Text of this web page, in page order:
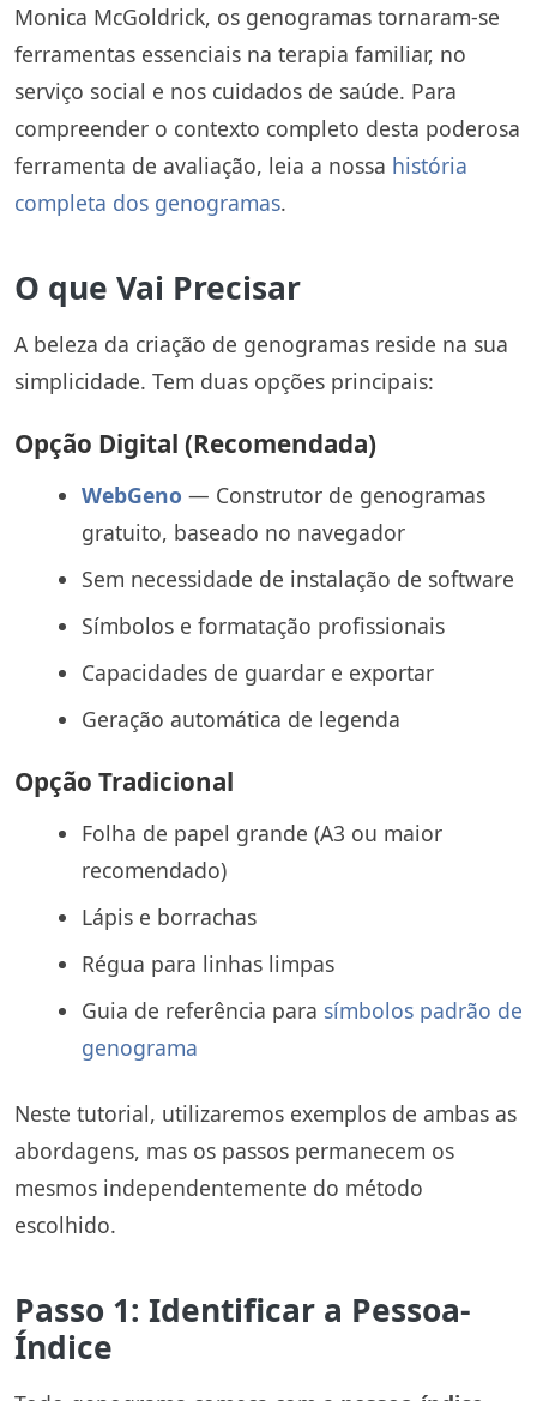
Monica McGoldrick, os genogramas tornaram-se
ferramentas essenciais na terapia familiar, no
serviço social e nos cuidados de saúde. Para
compreender o contexto completo desta poderosa
ferramenta de avaliação, leia a nossa história
completa dos genogramas.
O que Vai Precisar
A beleza da criação de genogramas reside na sua
simplicidade. Tem duas opções principais:
Opção Digital (Recomendada)
WebGeno — Construtor de genogramas
gratuito, baseado no navegador
Sem necessidade de instalação de software
Símbolos e formatação profissionais
Capacidades de guardar e exportar
Geração automática de legenda
Opção Tradicional
Folha de papel grande (A3 ou maior
recomendado)
Lápis e borrachas
Régua para linhas limpas
Guia de referência para símbolos padrão de
genograma
Neste tutorial, utilizaremos exemplos de ambas as
abordagens, mas os passos permanecem os
mesmos independentemente do método
escolhido.
Passo 1: Identificar a Pessoa-
Índice